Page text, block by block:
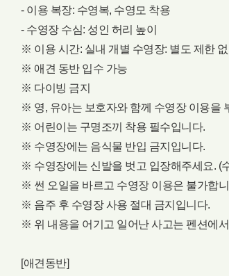
- 이용 복장: 수영복, 수영모 착용
- 수영장 수심: 성인 허리 높이
※ 이용 시간: 실내 개별 수영장: 별도 제한
※ 애견 동반 입수 가능
※ 다이빙 금지
※ 영, 유아는 보호자와 함께 수영장 이용을
※ 어린이는 구명조끼 착용 필수입니다.
※ 수영장에는 음식물 반입 금지입니다.
※ 수영장에는 신발을 벗고 입장해주세요. (
※ 썬 오일을 바르고 수영장 이용은 불가합
※ 음주 후 수영장 사용 절대 금지입니다.
※ 위 내용을 어기고 일어난 사고는 펜션에
[애견동반]